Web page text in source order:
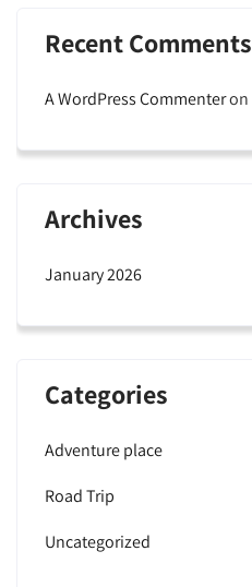
Recent Comments
A WordPress Commenteron
Archives
January 2026
Categories
Adventure place
Road Trip
Uncategorized